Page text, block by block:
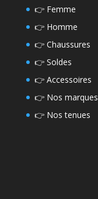
👉 Femme
👉 Homme
👉 Chaussures
👉 Soldes
👉 Accessoires
👉 Nos marques
👉 Nos tenues